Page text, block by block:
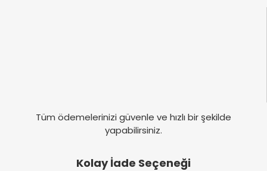
Tüm ödemelerinizi güvenle ve hızlı bir şekilde
yapabilirsiniz.
Kolay İade Seçeneği